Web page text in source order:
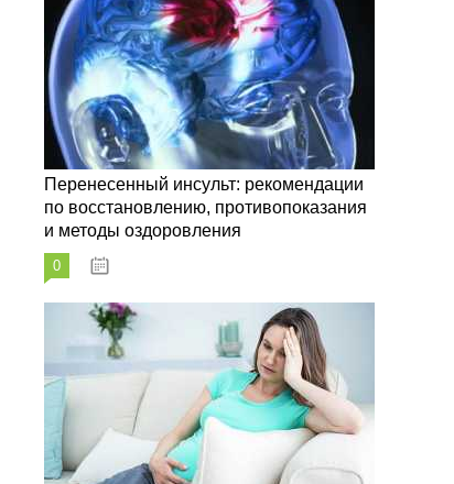
Перенесенный инсульт: рекомендации
по восстановлению, противопоказания
и методы оздоровления
0